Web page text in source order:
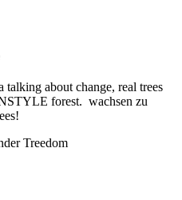
talking about change, real trees
forest. wachsen zu
Treedom